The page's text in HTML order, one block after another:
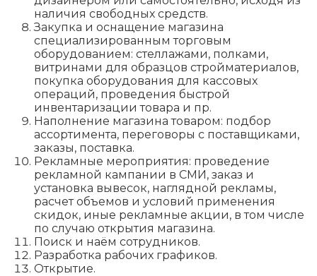
наличия свободных средств.
Закупка и оснащение магазина
специализированным торговым
оборудованием: стеллажами, полками,
витринами для образцов стройматериалов,
покупка оборудования для кассовых
операций, проведения быстрой
инвентаризации товара и пр.
Наполнение магазина товаром: подбор
ассортимента, переговоры с поставщиками,
заказы, поставка.
Рекламные мероприятия: проведение
рекламной кампании в СМИ, заказ и
установка вывесок, наглядной рекламы,
расчет объемов и условий применения
скидок, иные рекламные акции, в том числе
по случаю открытия магазина.
Поиск и наём сотрудников.
Разработка рабочих графиков.
Открытие.